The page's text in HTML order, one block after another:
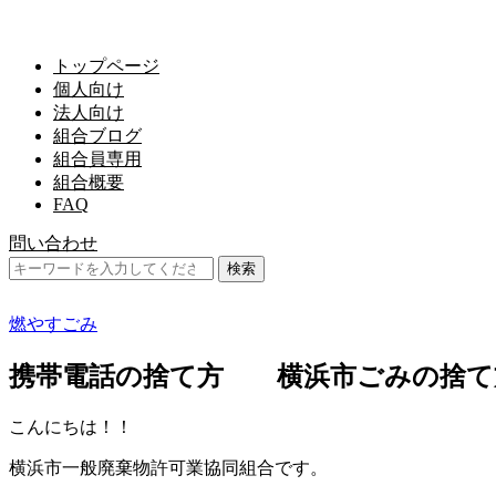
トップページ
個人向け
法人向け
組合ブログ
組合員専用
組合概要
FAQ
問い合わせ
燃やすごみ
携帯電話の捨て方 横浜市ごみの捨
こんにちは！！
横浜市一般廃棄物許可業協同組合です。